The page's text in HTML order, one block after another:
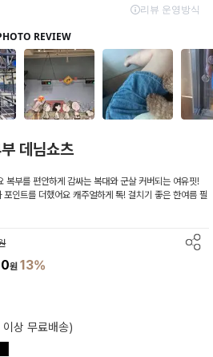
데님쇼츠
복부를 편안하게 감싸는 복대와 군살 커버되는 여유핏!
인트를 더했어요 캐주얼하게 톡! 걸치기 좋은 한여름 필
원13%
상 무료배송)